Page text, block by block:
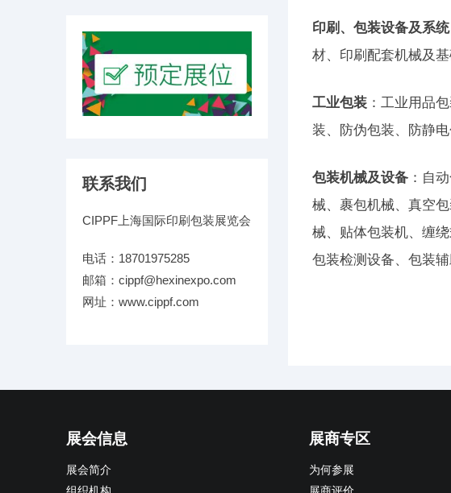
印刷、包装设备及系统
材、印刷配套机械及
工业包装 ：工业用品
装、防伪包装、防静
包装机械及设备 ：自
械、裹包机械、真空
械、贴体包装机、缠
包装检测设备、包装
联系我们
CIPPF上海国际印刷包装展览会
电话：18701975285
邮箱：cippf@hexinexpo.com
网址：www.cippf.com
展会信息
展会简介
展商专区
为何参展